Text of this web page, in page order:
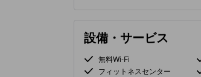
設備・サービス
無料Wi-Fi
フィットネスセンター